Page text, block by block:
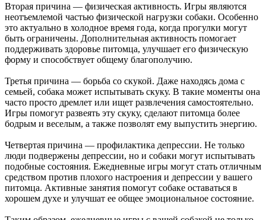
Вторая причина — физическая активность. Игры являются
неотъемлемой частью физической нагрузки собаки. Особенно
это актуально в холодное время года, когда прогулки могут
быть ограничены. Дополнительная активность помогает
поддерживать здоровье питомца, улучшает его физическую
форму и способствует общему благополучию.
Третья причина — борьба со скукой. Даже находясь дома с
семьей, собака может испытывать скуку. В такие моменты она
часто просто дремлет или ищет развлечения самостоятельно.
Игры помогут развеять эту скуку, сделают питомца более
бодрым и веселым, а также позволят ему выпустить энергию.
Четвертая причина — профилактика депрессии. Не только
люди подвержены депрессии, но и собаки могут испытывать
подобные состояния. Ежедневные игры могут стать отличным
средством против плохого настроения и депрессии у вашего
питомца. Активные занятия помогут собаке оставаться в
хорошем духе и улучшат ее общее эмоциональное состояние.